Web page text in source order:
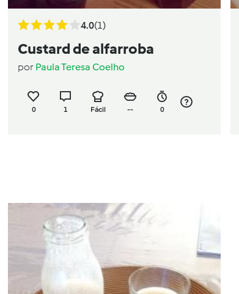
4.0(1)
Custard de alfarroba
por Paula Teresa Coelho
0 1 Fácil -- 0